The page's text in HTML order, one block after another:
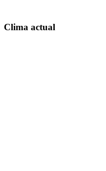
Clima actual